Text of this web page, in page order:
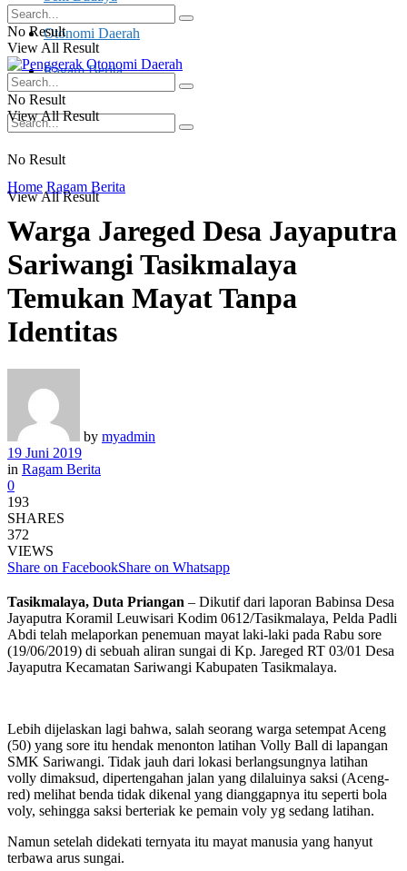
Otonomi Daerah
Ragam Berita
No Result
View All Result
No Result
View All Result
No Result
View All Result
Home Ragam Berita
Warga Jareged Desa Jayaputra
Sariwangi Tasikmalaya
Temukan Mayat Tanpa
Identitas
by myadmin
19 Juni 2019
in Ragam Berita
0
193
SHARES
372
VIEWS
Share on FacebookShare on Whatsapp
Tasikmalaya, Duta Priangan – Dikutif dari laporan Babinsa Desa
Jayaputra Koramil Leuwisari Kodim 0612/Tasikmalaya, Pelda Padli
Abdi telah melaporkan penemuan mayat laki-laki pada Rabu sore
(19/06/2019) di sebuah aliran sungai di Kp. Jareged RT 03/01 Desa
Jayaputra Kecamatan Sariwangi Kabupaten Tasikmalaya.
Lebih dijelaskan lagi bahwa, salah seorang warga setempat Aceng
(50) yang sore itu hendak menonton latihan Volly Ball di lapangan
SMK Sariwangi. Tidak jauh dari lokasi berlangsungnya latihan
volly dimaksud, dipertengahan jalan yang dilaluinya saksi (Aceng-
red) melihat benda tidak dikenal yang dianggapnya itu seperti bola
voly, sehingga saksi berteriak ke pemain voly yg sedang latihan.
Namun setelah didekati ternyata itu mayat manusia yang hanyut
terbawa arus sungai.